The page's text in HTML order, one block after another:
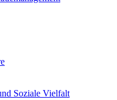
Soziale Vielfalt